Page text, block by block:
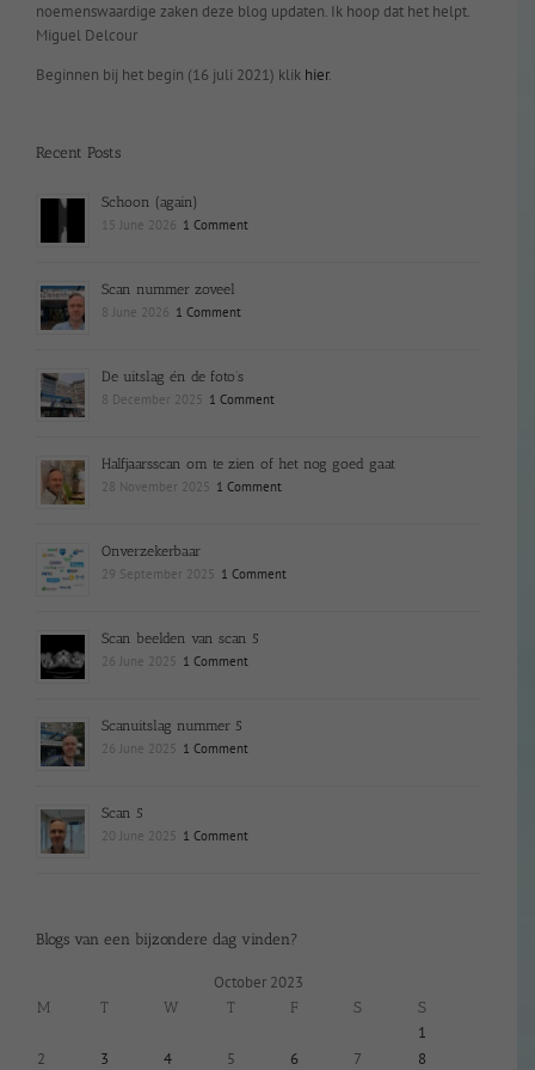
noemenswaardige zaken deze blog updaten. Ik hoop dat het helpt.
Miguel Delcour
Beginnen bij het begin (16 juli 2021) klik hier.
Recent Posts
Schoon (again)
15 June 2026 1 Comment
Scan nummer zoveel
8 June 2026 1 Comment
De uitslag én de foto’s
8 December 2025 1 Comment
Halfjaarsscan om te zien of het nog goed gaat
28 November 2025 1 Comment
Onverzekerbaar
29 September 2025 1 Comment
Scan beelden van scan 5
26 June 2025 1 Comment
Scanuitslag nummer 5
26 June 2025 1 Comment
Scan 5
20 June 2025 1 Comment
Blogs van een bijzondere dag vinden?
October 2023
M T W T F S S
1
2
3 4 5 6 7
8